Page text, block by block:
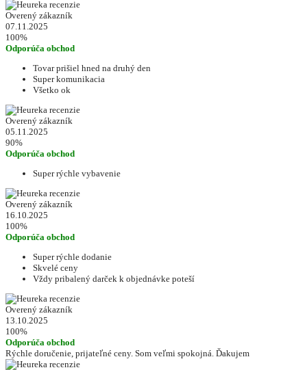
Overený zákazník
07.11.2025
100%
Odporúča obchod
Tovar prišiel hned na druhý den
Super komunikacia
Všetko ok
Overený zákazník
05.11.2025
90%
Odporúča obchod
Super rýchle vybavenie
Overený zákazník
16.10.2025
100%
Odporúča obchod
Super rýchle dodanie
Skvelé ceny
Vždy pribalený darček k objednávke poteší
Overený zákazník
13.10.2025
100%
Odporúča obchod
Rýchle doručenie, prijateľné ceny. Som veľmi spokojná. Ďakujem